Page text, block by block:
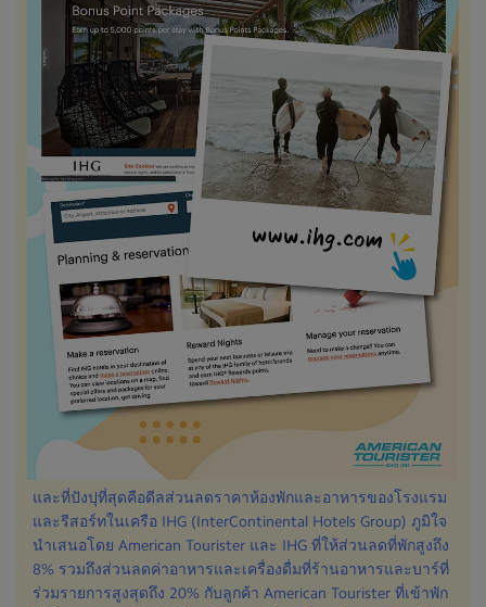
และที่ปังปุที่สุดคือดีลส่วนลดราคาห้องพักและอาหารของโรงแรม
และรีสอร์ทในเครือ IHG (InterContinental Hotels Group) ภูมิใจ
นำเสนอโดย American Tourister และ IHG ที่ให้ส่วนลดที่พักสูงถึง
8% รวมถึงส่วนลดค่าอาหารและเครื่องดื่มที่ร้านอาหารและบาร์ที่
ร่วมรายการสูงสุดถึง 20% กับลูกค้า American Tourister ที่เข้าพัก